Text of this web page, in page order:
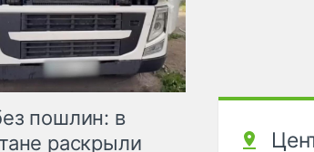
пошлин: в
раскрыли